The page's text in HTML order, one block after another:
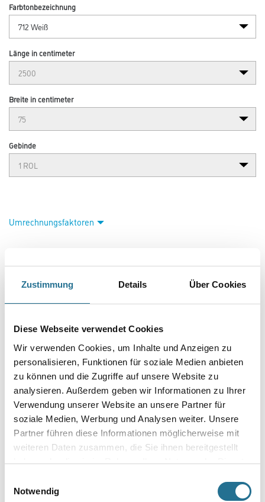
Zustimmung Details Über Cookies
Diese Webseite verwendet Cookies
Wir verwenden Cookies, um Inhalte und Anzeigen zu
personalisieren, Funktionen für soziale Medien anbieten
zu können und die Zugriffe auf unsere Website zu
analysieren. Außerdem geben wir Informationen zu Ihrer
Verwendung unserer Website an unsere Partner für
soziale Medien, Werbung und Analysen weiter. Unsere
Partner führen diese Informationen möglicherweise mit
weiteren Daten zusammen, die Sie ihnen bereitgestellt
haben oder die sie im Rahmen Ihrer Nutzung der Dienste
Notwendig
Farbtonbezeichnung
Länge in centimeter
Breite in centimeter
Gebinde
Umrechnungsfaktoren
VIELLEICHT GEFÄLLT IHNEN AUCH...
gr MPV20
Klebkraft 5,0 kg Universal